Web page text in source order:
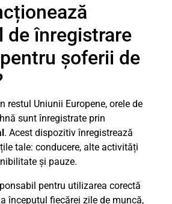
de înregistrare
șoferii de
restul Uniunii Europene, orele de
sunt înregistrate prin
. Acest dispozitiv înregistrează
tale: conducere, alte activități
și pauze.
pentru utilizarea corectă
începutul fiecărei zile de muncă,